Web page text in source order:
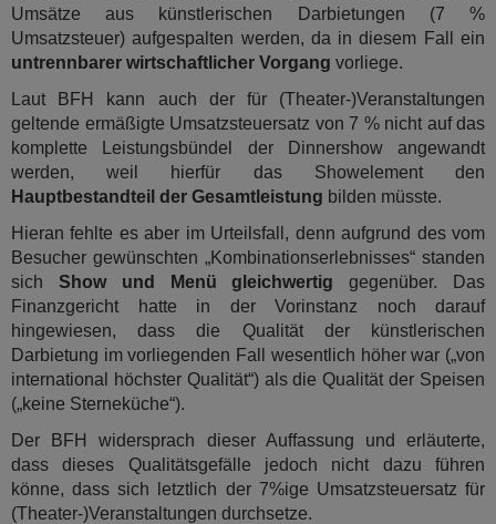
Umsätze aus künstlerischen Darbietungen (7 %
Umsatzsteuer) aufgespalten werden, da in diesem Fall ein
untrennbarer wirtschaftlicher Vorgang vorliege.
Laut BFH kann auch der für (Theater-)Veranstaltungen
geltende ermäßigte Umsatzsteuersatz von 7 % nicht auf das
komplette Leistungsbündel der Dinnershow angewandt
werden, weil hierfür das Showelement den
Hauptbestandteil der Gesamtleistung bilden müsste.
Hieran fehlte es aber im Urteilsfall, denn aufgrund des vom
Besucher gewünschten „Kombinationserlebnisses“ standen
sich Show und Menü gleichwertig gegenüber. Das
Finanzgericht hatte in der Vorinstanz noch darauf
hingewiesen, dass die Qualität der künstlerischen
Darbietung im vorliegenden Fall wesentlich höher war („von
international höchster Qualität“) als die Qualität der Speisen
(„keine Sterneküche“).
Der BFH widersprach dieser Auffassung und erläuterte,
dass dieses Qualitätsgefälle jedoch nicht dazu führen
könne, dass sich letztlich der 7%ige Umsatzsteuersatz für
(Theater-)Veranstaltungen durchsetze.